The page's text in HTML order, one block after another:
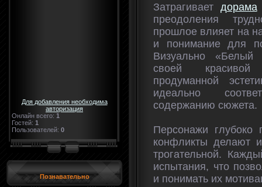
Для добавления необходима
авторизация
Онлайн всего: 1
Гостей: 1
Пользователей: 0
Познавательно
Затрагивает дорама
преодоления
прошлое влияет на
и понимание для
Визуально «Белый
своей красивой
продуманной
идеально
содержанию сюжета.
Персонажи глубоко
конфликты делают
трогательной.
испытания, что
и понимать их